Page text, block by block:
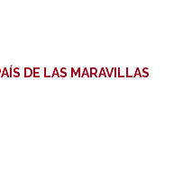
DE LAS MARAVILLAS